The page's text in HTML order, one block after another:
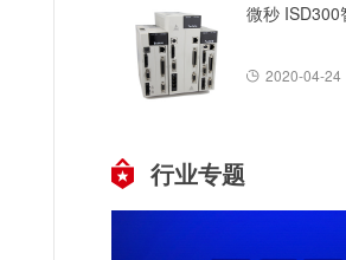
微秒 ISD300
2020-04-24
行业专题